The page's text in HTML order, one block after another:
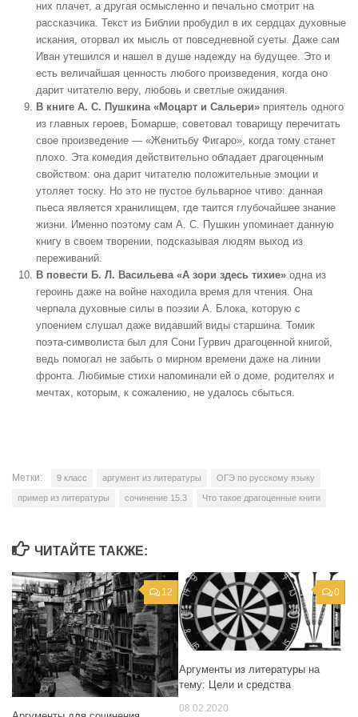
них плачет, а другая осмысленно и печально смотрит на
рассказчика. Текст из Библии пробудил в их сердцах духовные
искания, оторвал их мысль от повседневной суеты. Даже сам
Иван утешился и нашел в душе надежду на будущее. Это и
есть величайшая ценность любого произведения, когда оно
дарит читателю веру, любовь и светлые ожидания.
В книге А. С. Пушкина «Моцарт и Сальери» приятель одного
из главных героев, Бомарше, советовал товарищу перечитать
свое произведение — «Женитьбу Фигаро», когда тому станет
плохо. Эта комедия действительно обладает драгоценным
свойством: она дарит читателю положительные эмоции и
утоляет тоску. Но это не пустое бульварное чтиво: данная
пьеса является хранилищем, где таится глубочайшее знание
жизни. Именно поэтому сам А. С. Пушкин упоминает данную
книгу в своем творении, подсказывая людям выход из
переживаний.
В повести Б. Л. Васильева «А зори здесь тихие» одна из
героинь даже на войне находила время для чтения. Она
черпала духовные силы в поэзии А. Блока, которую с
упоением слушал даже видавший виды старшина. Томик
поэта-символиста был для Сони Гурвич драгоценной книгой,
ведь помогал не забыть о мирном времени даже на линии
фронта. Любимые стихи напоминали ей о доме, родителях и
мечтах, которым, к сожалению, не удалось сбыться.
Метки: 9 класс аргумент из литературы ОГЭ по русскому языку
пример из литературы сочинение 15.3 Что такое драгоценные книги
ЧИТАЙТЕ ТАКЖЕ:
12 0
Аргументы из литературы на
тему: Цели и средства
08.02.2020